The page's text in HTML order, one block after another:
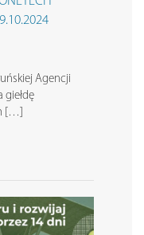
Agencji
giełdę
[…]